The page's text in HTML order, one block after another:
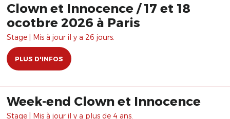
Clown et Innocence / 17 et 18
ocotbre 2026 à Paris
Stage | Mis à jour il y a 26 jours.
PLUS D'INFOS
Week-end Clown et Innocence
Stage | Mis à jour il y a plus de 4 ans.